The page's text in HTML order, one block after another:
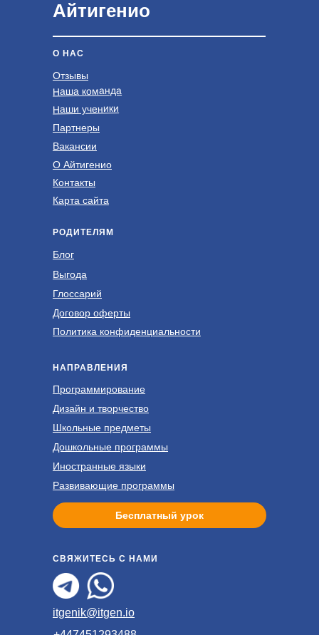
РОДИТЕЛЯМ
Блог
НАПРАВЛЕНИЯ
Программирование
Выгода
Глоссарий
Школьные предметы
Дизайн и творчество
СВЯЖИТЕСЬ С НАМИ
Бесплатный урок
itgenik@itgen.io
Айтигенио
Политика конфиденциальности
Договор оферты
Дошкольные программы
Иностранные языки
Развивающие программы
О НАС
Отзывы
Наша команда
Наши ученики
Партнеры
Вакансии
О Айтигенио
Контакты
Карта сайта